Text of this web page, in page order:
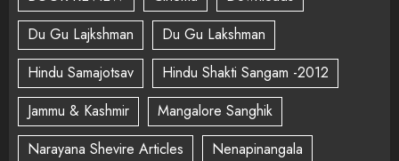
Du Gu Lajkshman
Du Gu Lakshman
Hindu Samajotsav
Hindu Shakti Sangam -2012
Jammu & Kashmir
Mangalore Sanghik
Narayana Shevire Articles
Nenapinangala